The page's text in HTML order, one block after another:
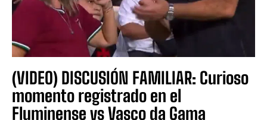
(VIDEO) DISCUSIÓN FAMILIAR: Curioso
momento registrado en el
Fluminense vs Vasco da Gama